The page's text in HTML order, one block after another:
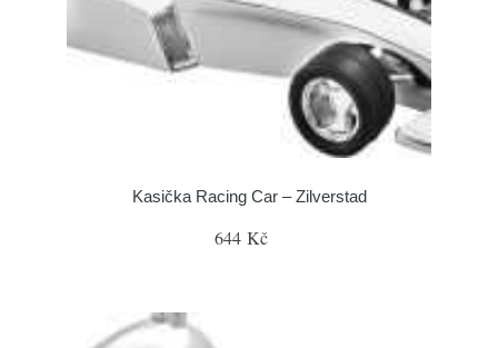
Kasička Racing Car – Zilverstad
644 Kč